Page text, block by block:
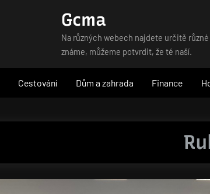
Gcma
Na různých webech najdete určitě
známe, můžeme potvrdit, že té naší.
Cestování Dům a zahrada Finance